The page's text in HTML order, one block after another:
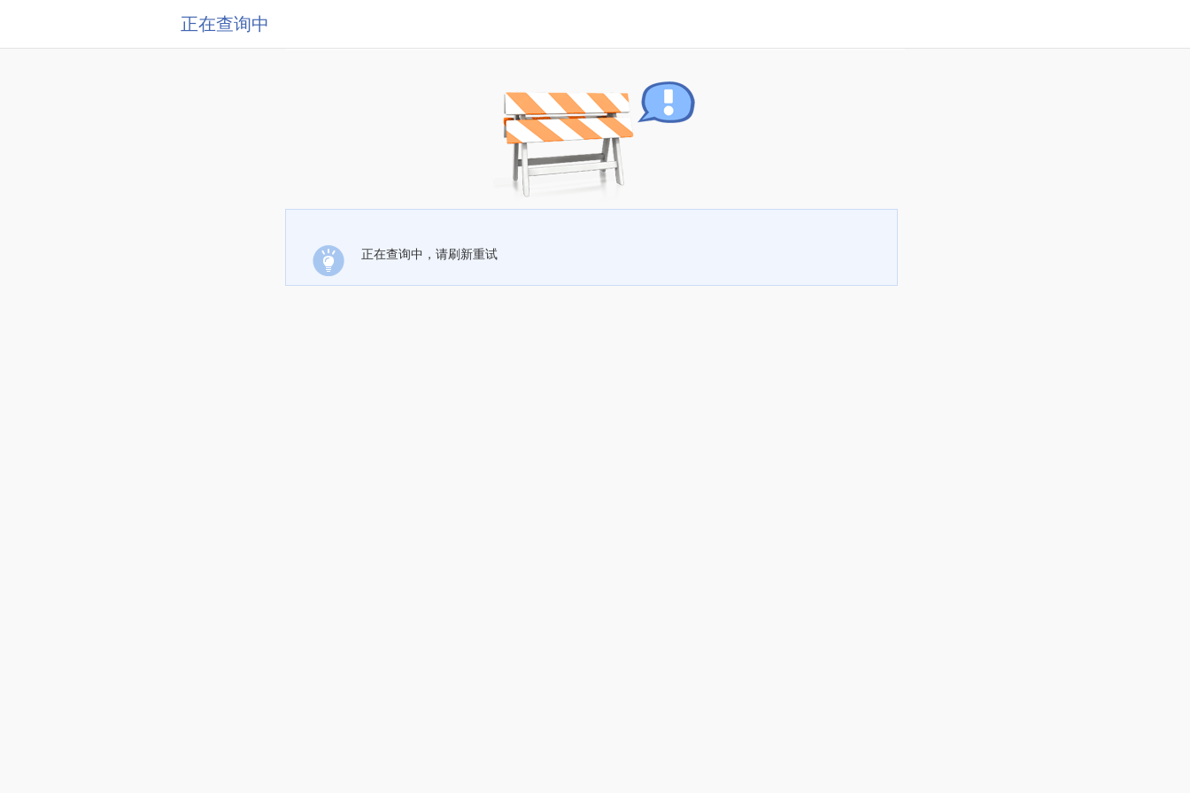
正在查询中
正在查询中，请刷新重试